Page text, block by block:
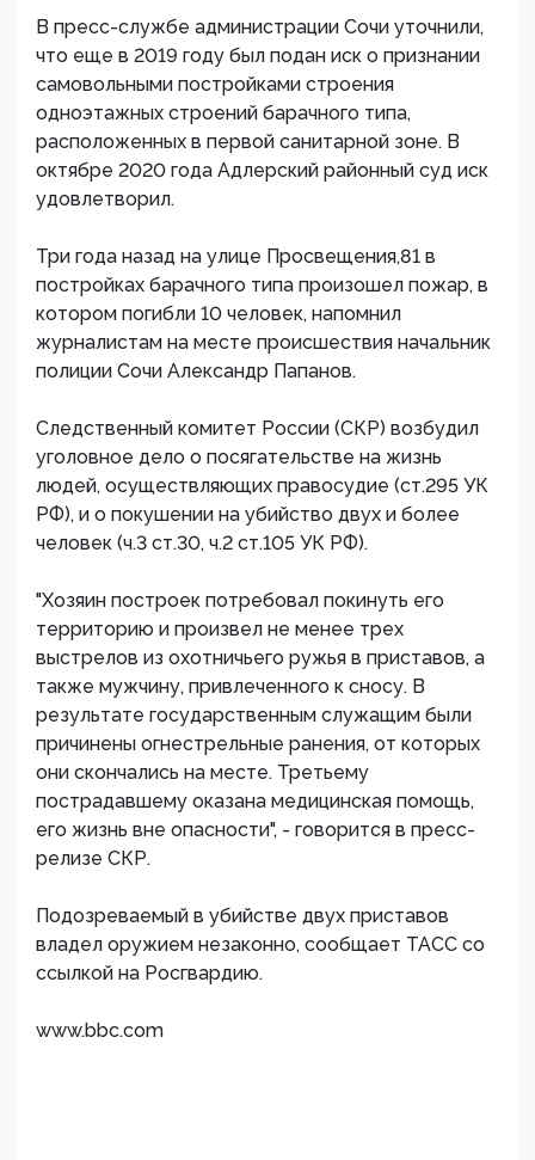
В пресс-службе администрации Сочи уточнили,
что еще в 2019 году был подан иск о признании
самовольными постройками строения
одноэтажных строений барачного типа,
расположенных в первой санитарной зоне. В
октябре 2020 года Адлерский районный суд иск
удовлетворил.
Три года назад на улице Просвещения,81 в
постройках барачного типа произошел пожар, в
котором погибли 10 человек, напомнил
журналистам на месте происшествия начальник
полиции Сочи Александр Папанов.
Следственный комитет России (СКР) возбудил
уголовное дело о посягательстве на жизнь
людей, осуществляющих правосудие (ст.295 УК
РФ), и о покушении на убийство двух и более
человек (ч.3 ст.30, ч.2 ст.105 УК РФ).
"Хозяин построек потребовал покинуть его
территорию и произвел не менее трех
выстрелов из охотничьего ружья в приставов, а
также мужчину, привлеченного к сносу. В
результате государственным служащим были
причинены огнестрельные ранения, от которых
они скончались на месте. Третьему
пострадавшему оказана медицинская помощь,
его жизнь вне опасности", - говорится в пресс-
релизе СКР.
Подозреваемый в убийстве двух приставов
владел оружием незаконно, сообщает ТАСС со
ссылкой на Росгвардию.
www.bbc.com